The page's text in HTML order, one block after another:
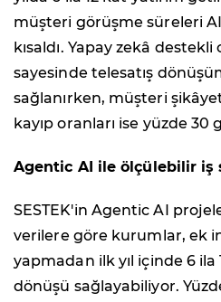
müşteri görüşme süreleri
kısaldı. Yapay zekâ destekli
sayesinde telesatış
sağlanırken, müşteri
kayıp oranları ise yüzde 30
Agentic AI ile ölçülebilir iş
SESTEK'in Agentic AI
verilere göre kurumlar, ek
yapmadan ilk yıl içinde 6 ila
dönüşü sağlayabiliyor.